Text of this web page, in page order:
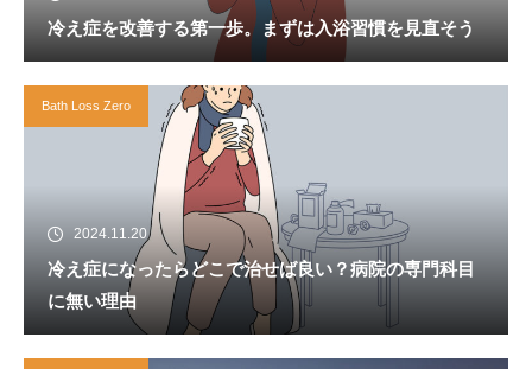
冷え症を改善する第一歩。まずは入浴習慣を見直そう
Bath Loss Zero
2024.11.20
冷え症になったらどこで治せば良い？病院の専門科目
に無い理由